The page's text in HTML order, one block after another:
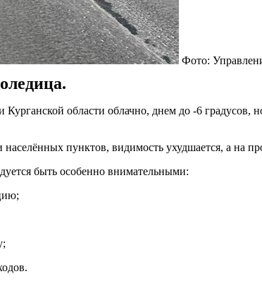
Фото:
области облачно, днем до -6 градусов,
пунктов, видимость ухудшается, а на
быть особенно внимательными: